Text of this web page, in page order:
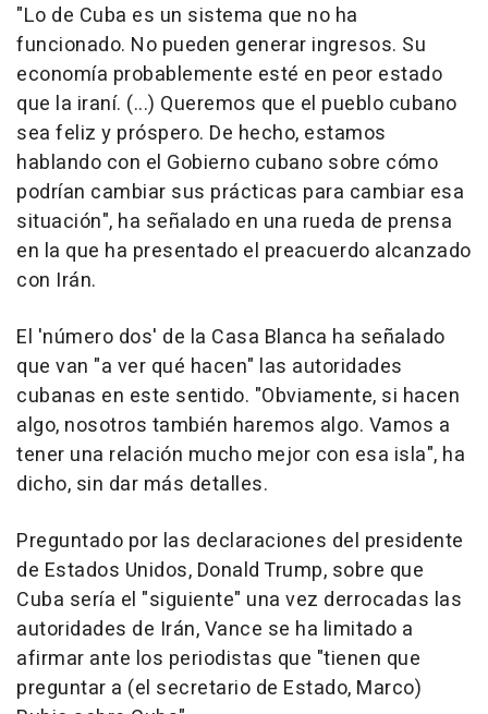
"Lo de Cuba es un sistema que no ha
funcionado. No pueden generar ingresos. Su
economía probablemente esté en peor estado
que la iraní. (...) Queremos que el pueblo cubano
sea feliz y próspero. De hecho, estamos
hablando con el Gobierno cubano sobre cómo
podrían cambiar sus prácticas para cambiar esa
situación", ha señalado en una rueda de prensa
en la que ha presentado el preacuerdo alcanzado
con Irán.
El 'número dos' de la Casa Blanca ha señalado
que van "a ver qué hacen" las autoridades
cubanas en este sentido. "Obviamente, si hacen
algo, nosotros también haremos algo. Vamos a
tener una relación mucho mejor con esa isla", ha
dicho, sin dar más detalles.
Preguntado por las declaraciones del presidente
de Estados Unidos, Donald Trump, sobre que
Cuba sería el "siguiente" una vez derrocadas las
autoridades de Irán, Vance se ha limitado a
afirmar ante los periodistas que "tienen que
preguntar a (el secretario de Estado, Marco)